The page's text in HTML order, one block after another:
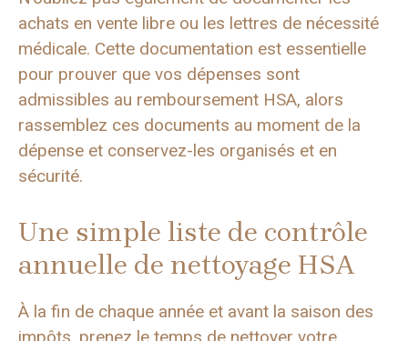
achats en vente libre ou les lettres de nécessité
médicale. Cette documentation est essentielle
pour prouver que vos dépenses sont
admissibles au remboursement HSA, alors
rassemblez ces documents au moment de la
dépense et conservez-les organisés et en
sécurité.
Une simple liste de contrôle
annuelle de nettoyage HSA
À la fin de chaque année et avant la saison des
impôts, prenez le temps de nettoyer votre